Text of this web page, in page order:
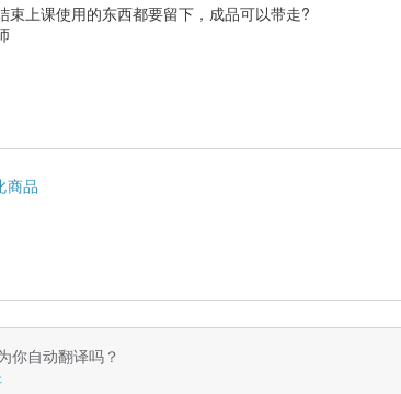
束上课使用的东西都要留下，成品可以带走?
商品
你自动翻译吗？